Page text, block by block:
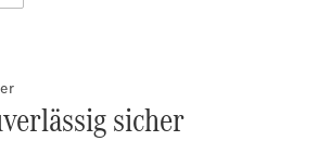
Der neue
sicher